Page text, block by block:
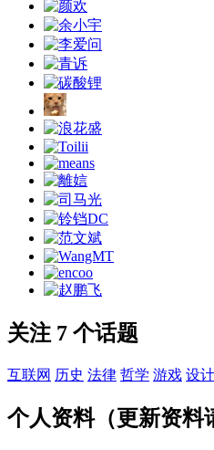
关注 7 个话题
互联网 历史 法律 哲学 游戏 设计
个人资料（更新资料